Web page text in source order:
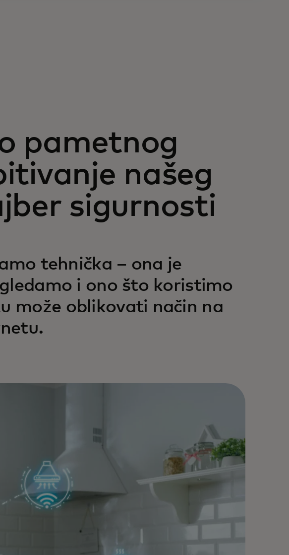
pametnog
našeg
sigurnosti
tehnička – ona je
i ono što koristimo
može oblikovati način na